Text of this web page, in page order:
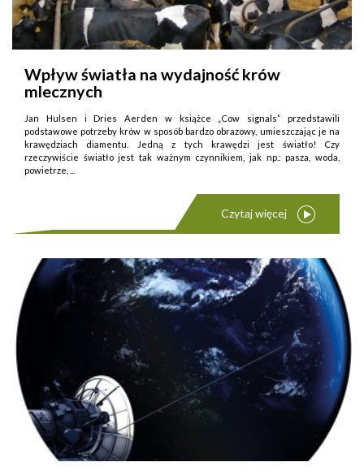
Wpływ światła na wydajność krów
mlecznych
Jan Hulsen i Dries Aerden w książce „Cow signals” przedstawili
podstawowe potrzeby krów w sposób bardzo obrazowy, umieszczając je na
krawędziach diamentu. Jedną z tych krawędzi jest światło! Czy
rzeczywiście światło jest tak ważnym czynnikiem, jak np.: pasza, woda,
powietrze, ...
Czytaj więcej